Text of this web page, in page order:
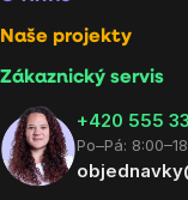
Naše projekty
Zákaznický servis
‭+420 555
Po–Pá: